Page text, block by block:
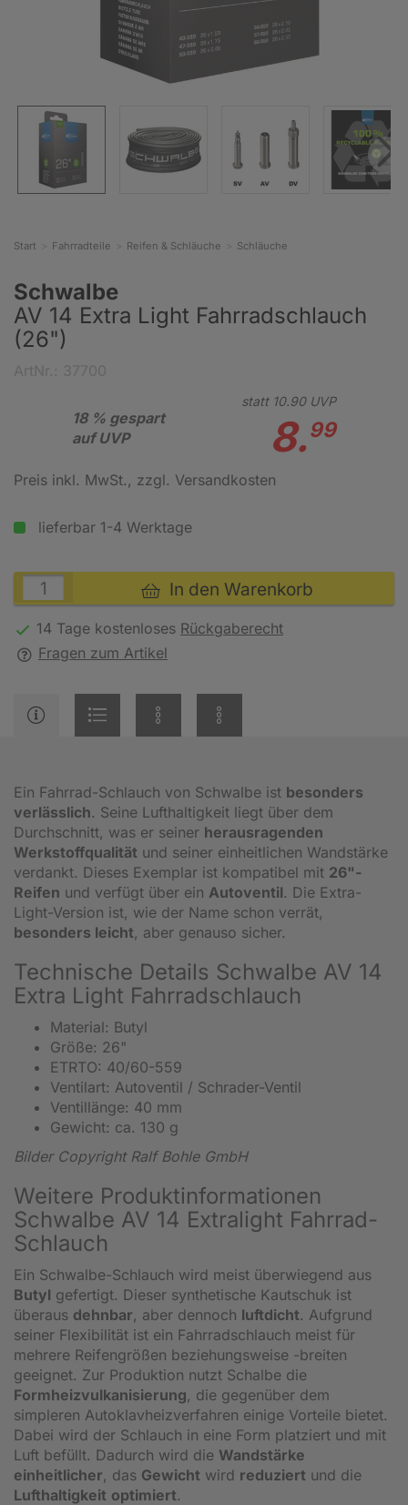
Start Fahrradteile Reifen & Schläuche Schläuche
Schwalbe
AV 14 Extra Light Fahrradschlauch
(26")
18 % gespart
auf UVP
statt 10.90UVP
8.99
Preis inkl. MwSt., zzgl. Versandkosten
lieferbar 1-4 Werktage
In den Warenkorb
14 Tage kostenloses Rückgaberecht
Fragen zum Artikel
Ein Fahrrad-Schlauch von Schwalbe ist besonders
verlässlich. Seine Lufthaltigkeit liegt über dem
Durchschnitt, was er seiner herausragenden
Werkstoffqualität und seiner einheitlichen Wandstärke
verdankt. Dieses Exemplar ist kompatibel mit 26"-
Reifen und verfügt über ein Autoventil. Die Extra-
Light-Version ist, wie der Name schon verrät,
besonders leicht, aber genauso sicher.
Technische Details Schwalbe AV 14
Extra Light Fahrradschlauch
Material: Butyl
Größe: 26"
ETRTO: 40/60-559
Ventilart: Autoventil / Schrader-Ventil
Ventillänge: 40 mm
Gewicht: ca. 130 g
Bilder Copyright Ralf Bohle GmbH
Weitere Produktinformationen
Schwalbe AV 14 Extralight Fahrrad-
Schlauch
Ein Schwalbe-Schlauch wird meist überwiegend aus
Butyl gefertigt. Dieser synthetische Kautschuk ist
überaus dehnbar, aber dennoch luftdicht. Aufgrund
seiner Flexibilität ist ein Fahrradschlauch meist für
mehrere Reifengrößen beziehungsweise -breiten
geeignet. Zur Produktion nutzt Schalbe die
Formheizvulkanisierung, die gegenüber dem
simpleren Autoklavheizverfahren einige Vorteile bietet.
Dabei wird der Schlauch in eine Form platziert und mit
Luft befüllt. Dadurch wird die Wandstärke
einheitlicher, das Gewicht wird reduziert und die
Lufthaltigkeit optimiert.